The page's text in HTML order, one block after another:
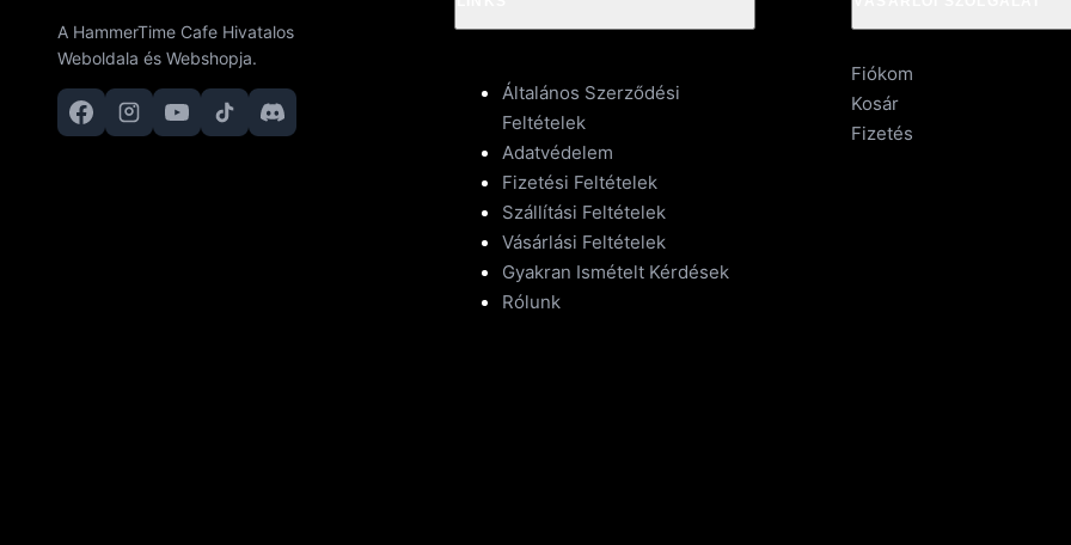
A HammerTime Cafe Hivatalos
Weboldala és Webshopja.
Általános Szerződési
Feltételek
Adatvédelem
Fizetési Feltételek
Szállítási Feltételek
Vásárlási Feltételek
Gyakran Ismételt Kérdések
Rólunk
Fiókom
Kosár
Fizetés